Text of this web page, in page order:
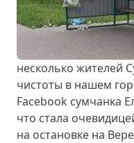
несколько жителей
чистоты в нашем
Facebook сумчанка
что стала
на остановке на